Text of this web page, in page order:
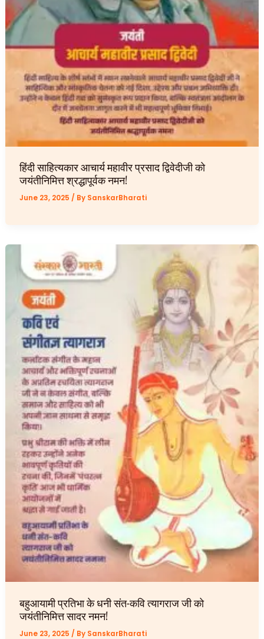
हिंदी साहित्यकार आचार्य महावीर प्रसाद द्विवेदीजी को
जयंतीनिमित्त श्रद्धापूर्वक नमन!
June 23, 2025/ By SanskarBharati
बहुआयामी प्रतिभा के धनी संत-कवि त्यागराज जी को
जयंतीनिमित्त सादर नमन!
June 23, 2025 / By SanskarBharati